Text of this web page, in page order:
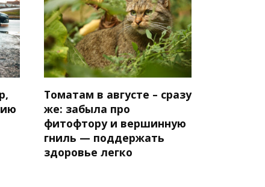
Томатам в августе – сразу
же: забыла про
фитофтору и вершинную
гниль — поддержать
здоровье легко